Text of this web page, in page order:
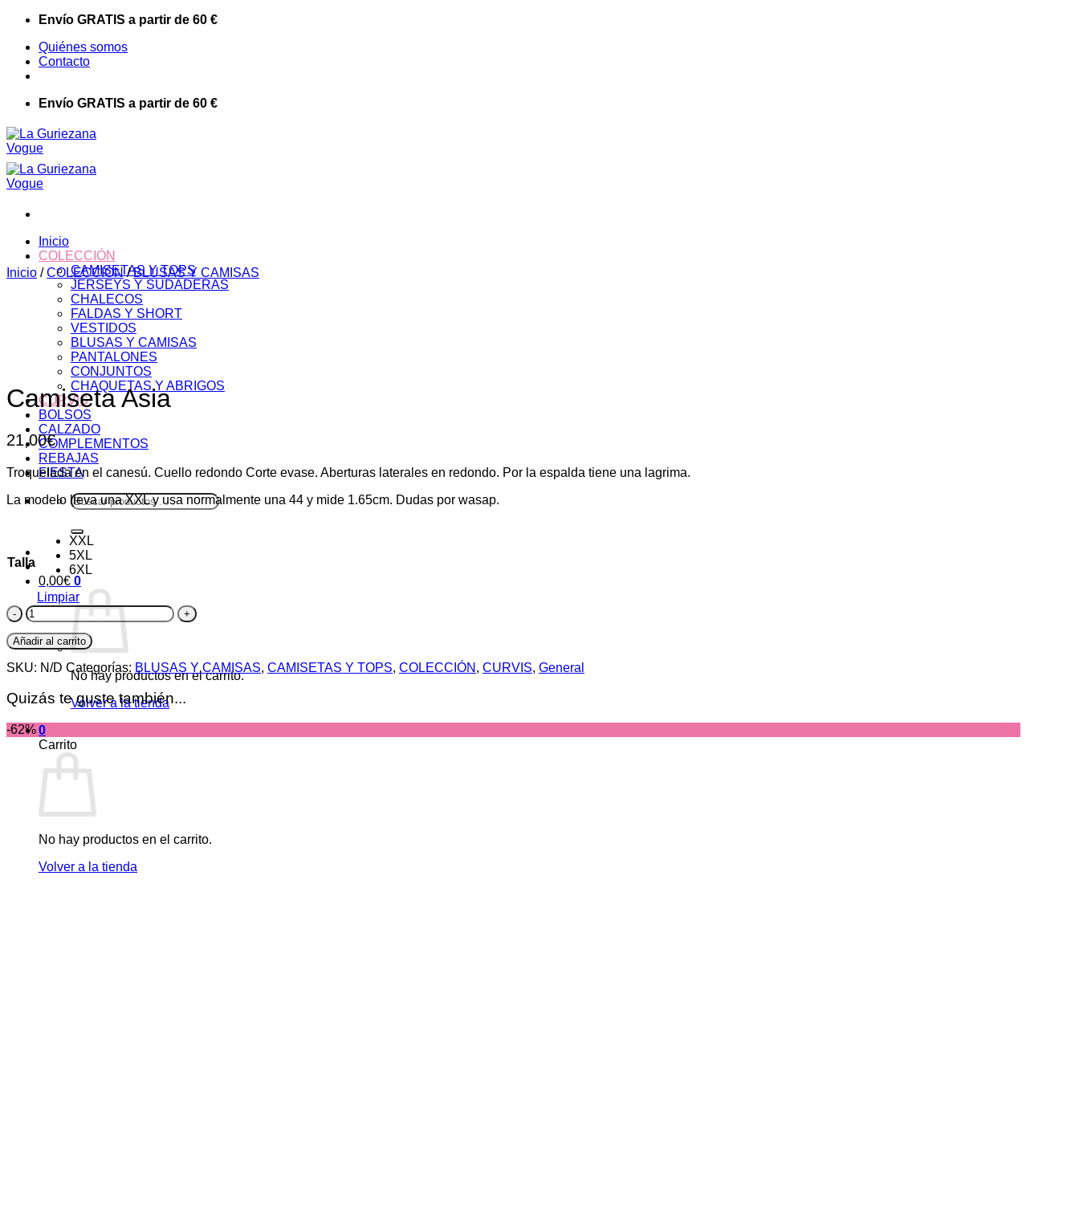
Saltar
contenido
Envío GRATIS a partir de 60 €
Quiénes somos
Contacto
Envío GRATIS a partir de 60 €
Inicio
COLECCIÓN
CAMISETAS Y TOPS
JERSEYS Y SUDADERAS
CHALECOS
FALDAS Y SHORT
VESTIDOS
BLUSAS Y CAMISAS
PANTALONES
CONJUNTOS
CHAQUETAS Y ABRIGOS
CURVIS
BOLSOS
CALZADO
COMPLEMENTOS
REBAJAS
FIESTA
Buscar
por:
0,00€ 0
No hay productos en el carrito.
Volver a la tienda
0
Carrito
No hay productos en el carrito.
Volver a la tienda
Inicio / COLECCIÓN / BLUSAS Y CAMISAS
Camiseta Asia
21,00€
Troquelada en el canesú. Cuello redondo Corte evase. Aberturas laterales en redondo. Por la espalda tiene una lagrima.
La modelo lleva una XXL y usa normalmente una 44 y mide 1.65cm. Dudas por wasap.
Talla
XXL
5XL
6XL
Limpiar
Camiseta
Asia
cantidad
Añadir al carrito
SKU: N/D Categorías: BLUSAS Y CAMISAS, CAMISETAS Y TOPS, COLECCIÓN , CURVIS, General
Quizás te guste también...
-62%